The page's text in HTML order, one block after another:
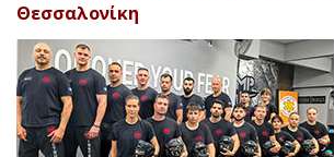
Θεσσαλονίκη